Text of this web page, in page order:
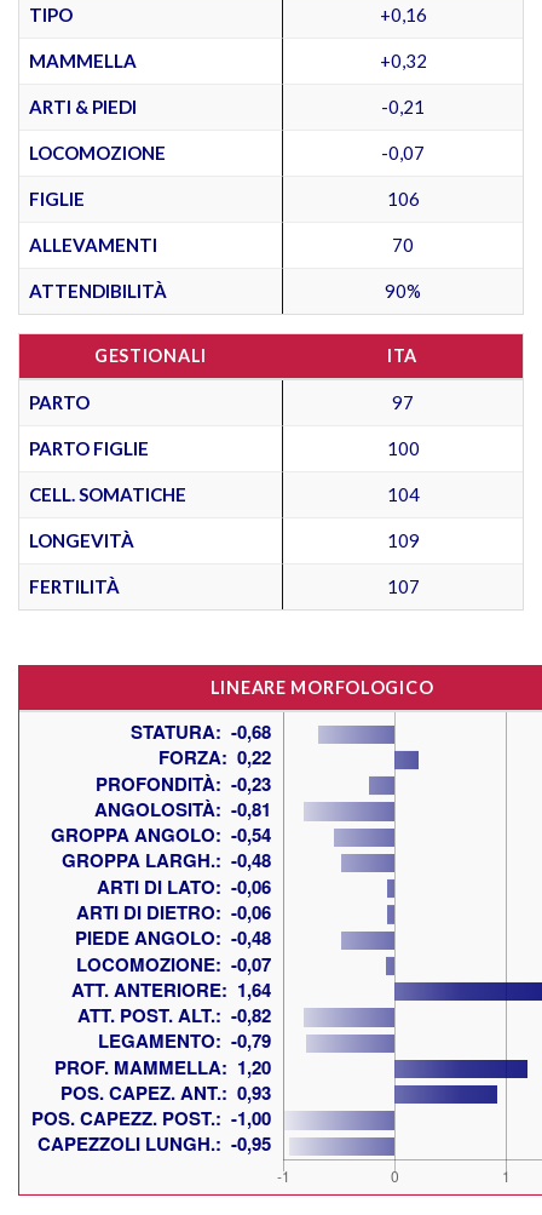
TIPO +0,16
MAMMELLA +0,32
ARTI & PIEDI -0,21
LOCOMOZIONE -0,07
FIGLIE 106
ALLEVAMENTI 70
ATTENDIBILITÀ 90%
GESTIONALI ITA
PARTO 97
PARTO FIGLIE 100
CELL. SOMATICHE 104
LONGEVITÀ 109
FERTILITÀ 107
LINEARE MORFOLOGICO